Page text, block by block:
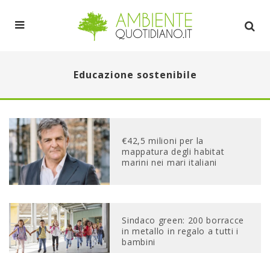
Educazione sostenibile
€42,5 milioni per la
mappatura degli habitat
marini nei mari italiani
Sindaco green: 200 borracce
in metallo in regalo a tutti i
bambini